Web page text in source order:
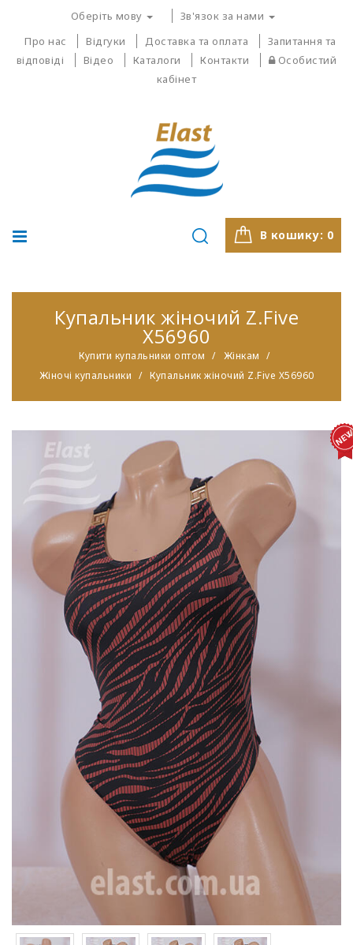
Оберіть мову
Зв'язок за нами
Про нас
Відгуки Доставка та оплата
Запитання та
відповіді
Відео Каталоги Контакти
Особистий
кабінет
В кошику: 0
Купальник жіночий Z.Five
X56960
Купити купальники оптом
Жінкам
Жіночі купальники
Купальник жіночий Z.Five X56960